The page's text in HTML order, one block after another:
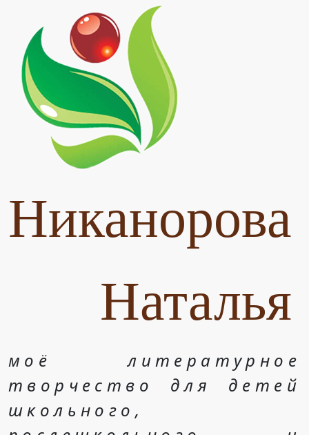
Никанорова
Наталья
моё литературное
творчество для детей
школьного,